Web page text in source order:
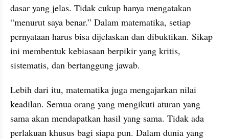
dasar yang jelas. Tidak cukup hanya mengatakan
“menurut saya benar.” Dalam matematika, setiap
pernyataan harus bisa dijelaskan dan dibuktikan. Sikap
ini membentuk kebiasaan berpikir yang kritis,
sistematis, dan bertanggung jawab.
Lebih dari itu, matematika juga mengajarkan nilai
keadilan. Semua orang yang mengikuti aturan yang
sama akan mendapatkan hasil yang sama. Tidak ada
perlakuan khusus bagi siapa pun. Dalam dunia yang